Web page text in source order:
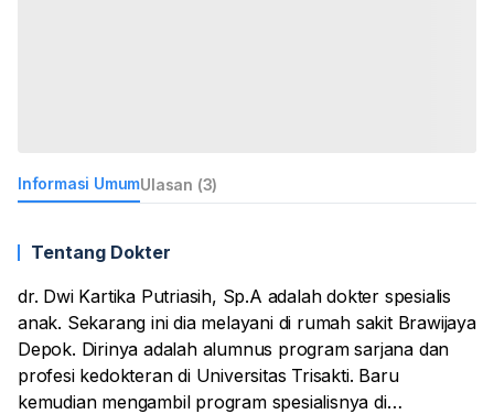
Informasi UmumUlasan (3)
Tentang Dokter
dr. Dwi Kartika Putriasih, Sp.A adalah dokter spesialis
anak. Sekarang ini dia melayani di rumah sakit Brawijaya
Depok. Dirinya adalah alumnus program sarjana dan
profesi kedokteran di Universitas Trisakti. Baru
kemudian mengambil program spesialisnya di